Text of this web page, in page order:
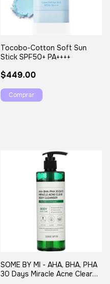
Tocobo-Cotton Soft Sun
Stick SPF50+ PA++++
$449.00
SOME BY MI - AHA, BHA, PHA
30 Days Miracle Acne Clear